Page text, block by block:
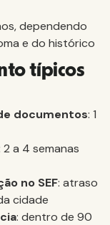
dependendo
e do histórico
típicos
documentos: 1
2 a 4 semanas
no SEF: atraso
cidade
: dentro de 90